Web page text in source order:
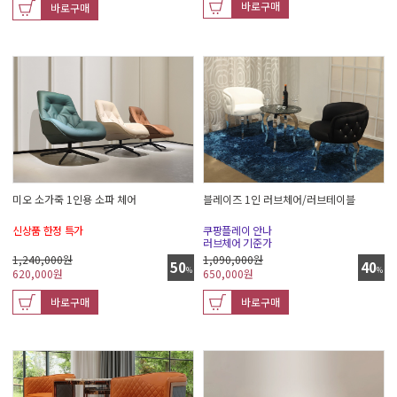
바로구매 바로구매
미오 소가죽 1인용 소파 체어
신상품 한정 특가
50%
1,240,000원
620,000원
바로구매
블레이즈 1인 러브체어/러브테이블
쿠팡플레이 안나
러브체어 기준가
40%
1,090,000원
650,000원
바로구매